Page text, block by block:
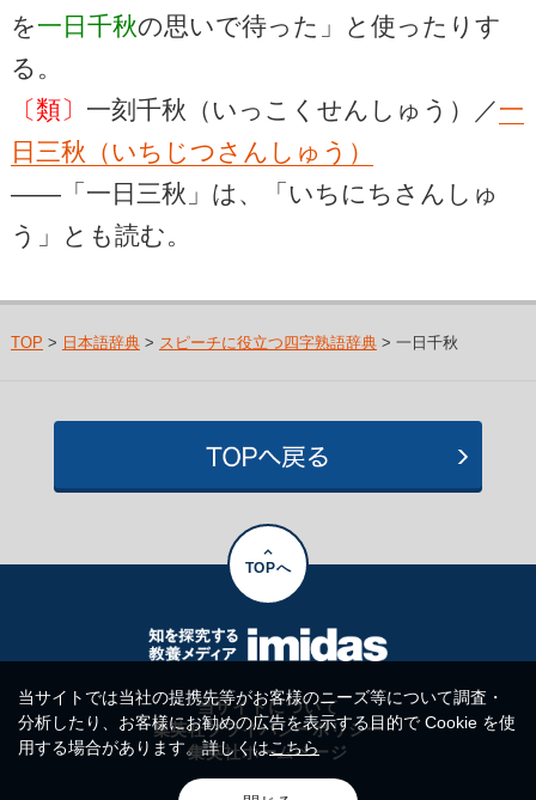
を一日千秋の思いで待った」と使ったりす
る。
〔類〕 一刻千秋（いっこくせんしゅう）／一
日三秋（いちじつさんしゅう）
――「一日三秋」は、「いちにちさんしゅ
う」とも読む。
TOP > 日本語辞典> スピーチに役立つ四字熟語辞典> 一日千秋
TOPへ
当サイトについて
集英社プライバシーポリシー
集英社ホームページ
当サイトでは当社の提携先等がお客様のニーズ等について調査・
分析したり、お客様にお勧めの広告を表示する目的で Cookie を使
用する場合があります。詳しくはこちら